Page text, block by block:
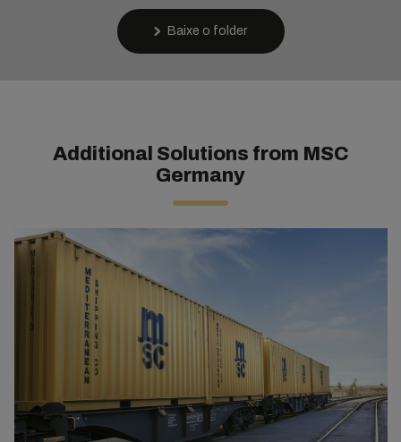
Baixe o folder
Additional Solutions from MSC
Germany